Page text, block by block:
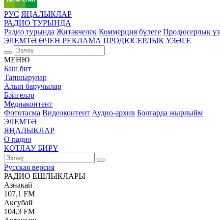
РУС ЯҢАЛЫКЛАР
РАДИО ТУРЫНДА
Радио турында Җитәкчелек Коммерция бүлеге Продюсерлык
ЭЛЕМТӘ ӨЧЕН РЕКЛАМА ПРОДЮСЕРЛЫК ҮЗӘГЕ
МЕНЮ
Баш бит
Тапшырулар
Алып баручылар
Бәйгеләр
Медиаконтент
Фототасма Видеоконтент Аудио-архив Болгарда жырлыйм
ЭЛЕМТӘ
ЯҢАЛЫКЛАР
О радио
КОТЛАУ БИРҮ
Русская версия
РАДИО ЕШЛЫКЛАРЫ
Азнакай
107,1 FM
Аксубай
104,3 FM